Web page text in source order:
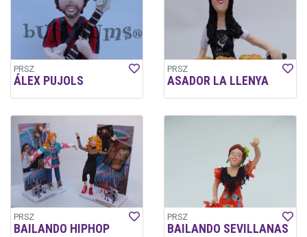
PRSZ
ÁLEX PUJOLS
PRSZ
ASADOR LA LLENYA
PRSZ
BAILANDO HIPHOP
PRSZ
BAILANDO SEVILLANAS